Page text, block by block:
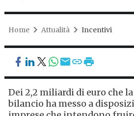
Home Attualità Incentivi
Dei 2,2 miliardi di euro che
bilancio ha messo a